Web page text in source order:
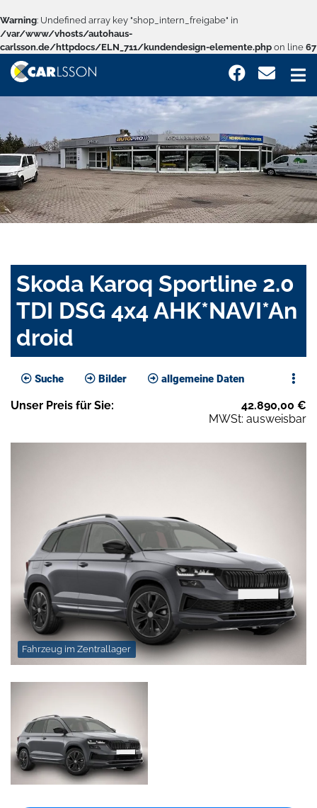
Warning: Undefined array key "shop_intern_freigabe" in
/var/www/vhosts/autohaus-
carlsson.de/httpdocs/ELN_711/kundendesign-elemente.php on line 67
Skoda Karoq Sportline 2.0
TDI DSG 4x4 AHK*NAVI*An
droid
Suche Bilder allgemeine Daten
Unser Preis für Sie: 42.890,00 €
MWSt: ausweisbar
Fahrzeug im Zentrallager